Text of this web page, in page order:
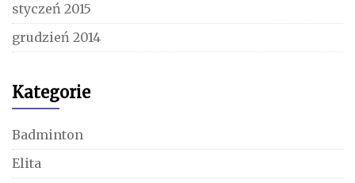
styczeń 2015
grudzień 2014
Kategorie
Badminton
Elita